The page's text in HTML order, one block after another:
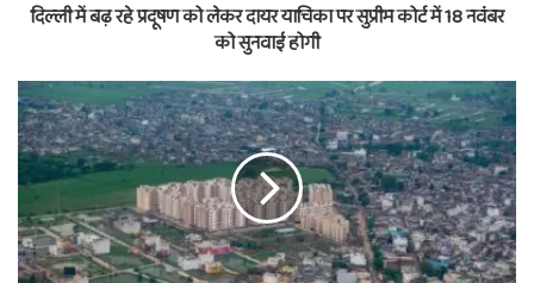
दिल्ली में बढ़ रहे प्रदूषण को लेकर दायर याचिका पर सुप्रीम कोर्ट में 18 नवंबर
को सुनवाई होगी